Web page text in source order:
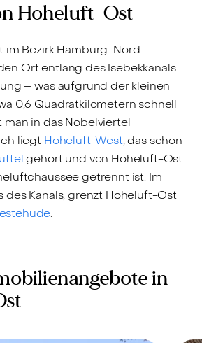
Hoheluft-Ost
Bezirk Hamburg-Nord.
Ort entlang des Isebekkanals
– was aufgrund der kleinen
0,6 Quadratkilometern schnell
in das Nobelviertel
liegt Hoheluft-West, das schon
gehört und von Hoheluft-Ost
getrennt ist. Im
des Kanals, grenzt Hoheluft-Ost
.
in